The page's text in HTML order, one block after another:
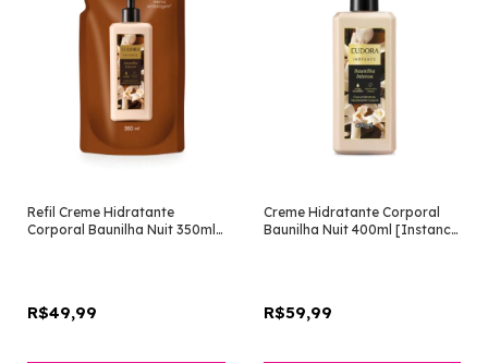
Refil Creme Hidratante
Corporal Baunilha Nuit 350ml
R$49,99
Creme Hidratante Corporal
Baunilha Nuit 400ml [Instance
R$59,99